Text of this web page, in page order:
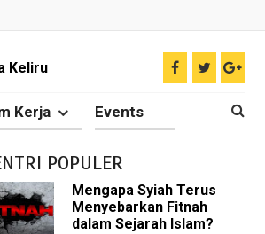
tentang Ahlul Bait
oleh Islam
Ilmu Ghaib?
Nabi Pengkhianat?
Kerja Events
POPULER
Mengapa Syiah Terus
Menyebarkan Fitnah
dalam Sejarah Islam?